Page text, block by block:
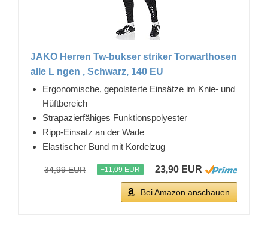
JAKO Herren Tw-bukser striker Torwarthosen
alle L ngen , Schwarz, 140 EU
Ergonomische, gepolsterte Einsätze im Knie- und
Hüftbereich
Strapazierfähiges Funktionspolyester
Ripp-Einsatz an der Wade
Elastischer Bund mit Kordelzug
34,99 EUR −11,09 EUR 23,90 EUR
Bei Amazon anschauen